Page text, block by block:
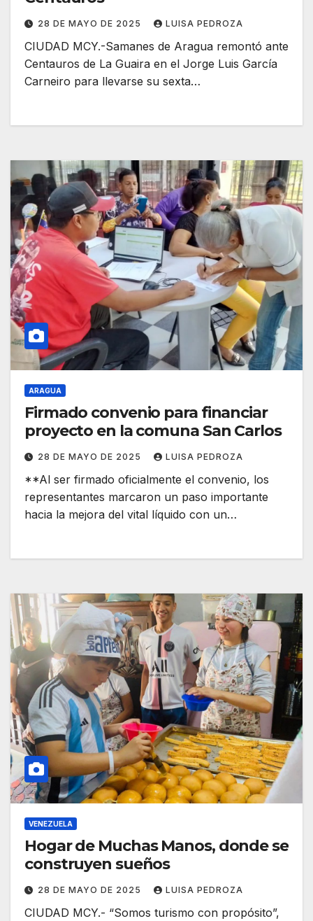
28 DE MAYO DE 2025 LUISA PEDROZA
CIUDAD MCY.-Samanes de Aragua remontó ante
Centauros de La Guaira en el Jorge Luis García
Carneiro para llevarse su sexta…
ARAGUA
Firmado convenio para financiar
proyecto en la comuna San Carlos
28 DE MAYO DE 2025 LUISA PEDROZA
**Al ser firmado oficialmente el convenio, los
representantes marcaron un paso importante
hacia la mejora del vital líquido con un…
VENEZUELA
Hogar de Muchas Manos, donde se
construyen sueños
28 DE MAYO DE 2025 LUISA PEDROZA
CIUDAD MCY.- “Somos turismo con propósito”,